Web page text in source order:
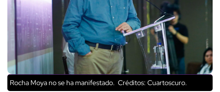
Rocha Moya no se ha manifestado. Créditos: Cuartoscuro.